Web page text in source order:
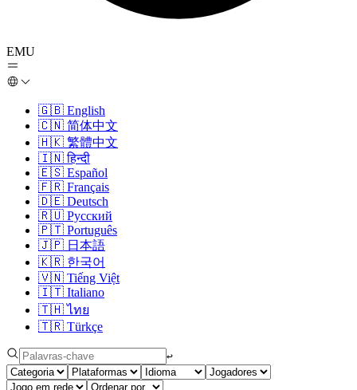
EMU
🇬🇧 English
🇨🇳 简体中文
🇭🇰 繁體中文
🇮🇳 हिन्दी
🇪🇸 Español
🇫🇷 Français
🇩🇪 Deutsch
🇷🇺 Русский
🇵🇹 Português
🇯🇵 日本語
🇰🇷 한국어
🇻🇳 Tiếng Việt
🇮🇹 Italiano
🇹🇭 ไทย
🇹🇷 Türkçe
↩︎